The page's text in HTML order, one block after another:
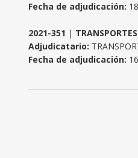
Fecha de adjudicación:
2021-351 | TRANSPORTES
Adjudicatario:
Fecha de adjudicación: